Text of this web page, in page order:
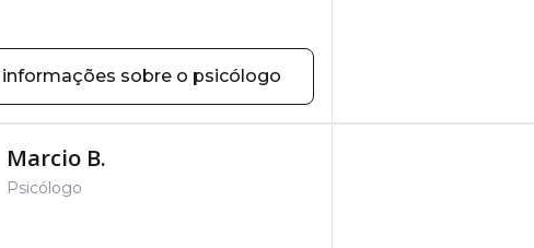
informações sobre o psicólogo
Marcio B.
Psicólogo